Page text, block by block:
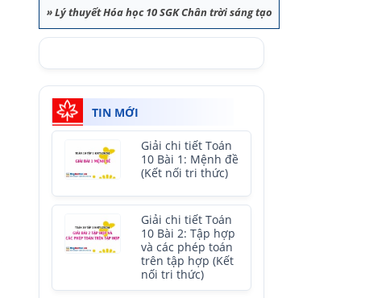
»Lý thuyết Hóa học 10 SGK Chân trời sáng tạo
TIN MỚI
Giải chi tiết Toán
10 Bài 1: Mệnh đề
(Kết nối tri thức)
Giải chi tiết Toán
10 Bài 2: Tập hợp
và các phép toán
trên tập hợp (Kết
nối tri thức)